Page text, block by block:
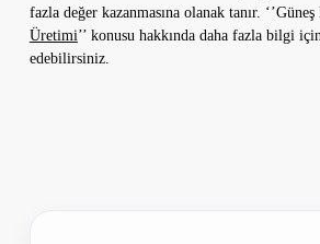
fazla değer kazanmasına olanak tanır.
Üretimi’’ konusu hakkında daha fazla bilgi
edebilirsiniz.